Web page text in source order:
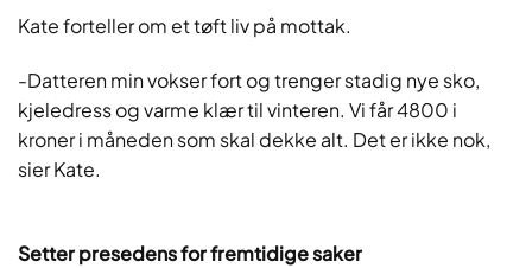
Kate forteller om et tøft liv på mottak.
-Datteren min vokser fort og trenger stadig nye sko,
kjeledress og varme klær til vinteren. Vi får 4800 i
kroner i måneden som skal dekke alt. Det er ikke nok,
sier Kate.
Setter presedens for fremtidige saker